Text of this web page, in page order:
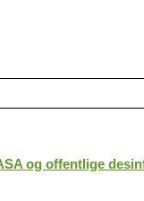
og offentlige